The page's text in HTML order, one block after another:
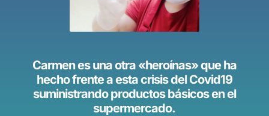
Carmen es una otra «heroínas» que ha
hecho frente a esta crisis del Covid19
suministrando productos básicos en el
supermercado.